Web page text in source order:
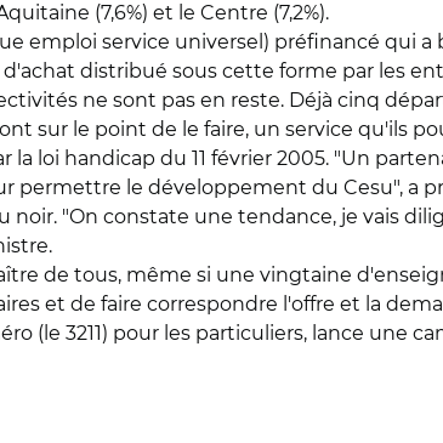
(7,6%) et le Centre (7,2%).
emploi service universel) préfinancé qui
distribué sous cette forme par les
ne sont pas en reste. Déjà cinq
sur le point de le faire, un service qu'ils
loi handicap du 11 février 2005. "Un
permettre le développement du Cesu", a
"On constate une tendance, je vais
de tous, même si une vingtaine
et de faire correspondre l'offre et la
(le 3211) pour les particuliers, lance une